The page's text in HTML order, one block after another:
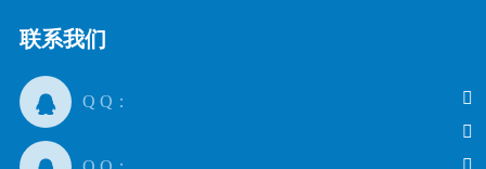
联系我们
Q Q：